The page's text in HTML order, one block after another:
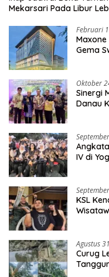
Mekarsari Pada Libur
Februari
Gema
Oktober
Sinergi
Danau
IV di
KSL
Agustus
Curug